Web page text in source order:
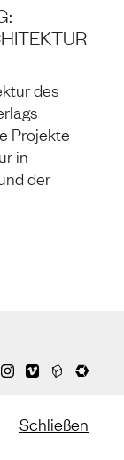
des
Projekte
in
der
Schließen